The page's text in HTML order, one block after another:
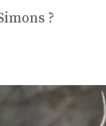
?